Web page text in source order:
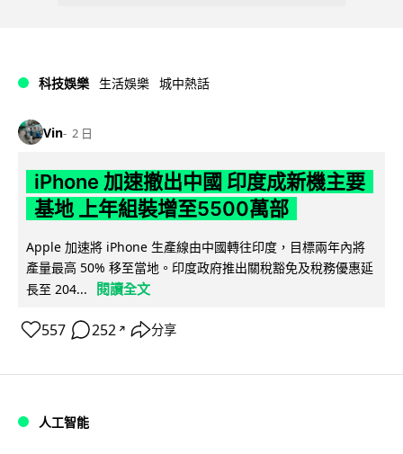
科技娛樂 生活娛樂 城中熱話
Vin 2 日
iPhone 加速撤出中國 印度成新機主要
基地 上年組裝增至5500萬部
Apple 加速將 iPhone 生產線由中國轉往印度，目標兩年內將
產量最高 50% 移至當地。印度政府推出關稅豁免及稅務優惠延
長至 204...
閱讀全文
557 252 ↗ 分享
人工智能